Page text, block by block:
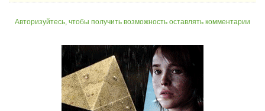
Авторизуйтесь, чтобы получить возможность оставлять комментарии